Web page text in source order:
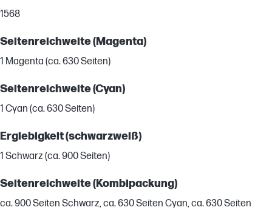
1568
Seitenreichweite (Magenta)
1 Magenta (ca. 630 Seiten)
Seitenreichweite (Cyan)
1 Cyan (ca. 630 Seiten)
Ergiebigkeit (schwarzweiß)
1 Schwarz (ca. 900 Seiten)
Seitenreichweite (Kombipackung)
ca. 900 Seiten Schwarz, ca. 630 Seiten Cyan, ca. 630 Seiten